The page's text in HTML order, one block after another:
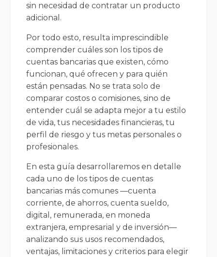
sin necesidad de contratar un producto
adicional.
Por todo esto, resulta imprescindible
comprender cuáles son los tipos de
cuentas bancarias que existen, cómo
funcionan, qué ofrecen y para quién
están pensadas. No se trata solo de
comparar costos o comisiones, sino de
entender cuál se adapta mejor a tu estilo
de vida, tus necesidades financieras, tu
perfil de riesgo y tus metas personales o
profesionales.
En esta guía desarrollaremos en detalle
cada uno de los tipos de cuentas
bancarias más comunes —cuenta
corriente, de ahorros, cuenta sueldo,
digital, remunerada, en moneda
extranjera, empresarial y de inversión—
analizando sus usos recomendados,
ventajas, limitaciones y criterios para elegir